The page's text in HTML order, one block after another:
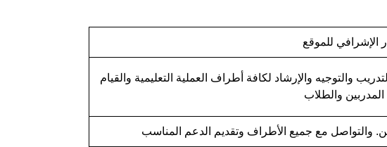
الإشرافي للموقع
والتوجيه والإرشاد لكافة أطراف العملية التعليمية والقيام
المدربين والطلاب
والتواصل مع جميع الأطراف وتقديم الدعم المناسب